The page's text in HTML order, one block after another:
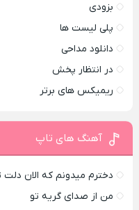
بزودی
پلی لیست ها
دانلود مداحی
در انتظار پخش
ریمیکس های برتر
آهنگ های تاپ
دخترم میدونم که الان دلت
من از صدای گريه تو